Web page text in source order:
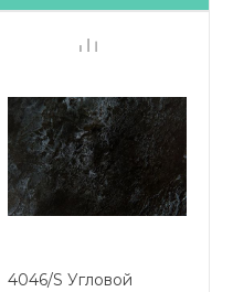
4046/S Угловой